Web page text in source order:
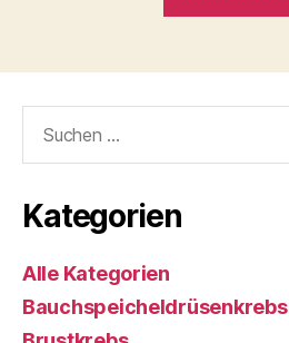
nach:
Kategorien
Alle Kategorien
Bauchspeicheldrüsenkrebs